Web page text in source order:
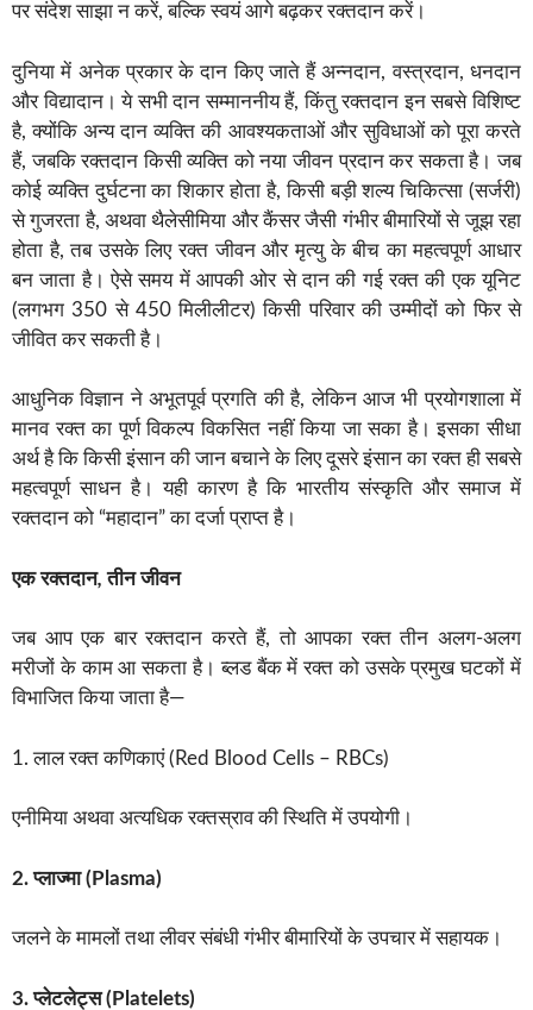
पर संदेश साझा न करें, बल्कि स्वयं आगे बढ़कर रक्तदान करें।
दुनिया में अनेक प्रकार के दान किए जाते हैं अन्नदान, वस्त्रदान, धनदान
और विद्यादान। ये सभी दान सम्माननीय हैं, किंतु रक्तदान इन सबसे विशिष्ट
है, क्योंकि अन्य दान व्यक्ति की आवश्यकताओं और सुविधाओं को पूरा करते
हैं, जबकि रक्तदान किसी व्यक्ति को नया जीवन प्रदान कर सकता है। जब
कोई व्यक्ति दुर्घटना का शिकार होता है, किसी बड़ी शल्य चिकित्सा (सर्जरी)
से गुजरता है, अथवा थैलेसीमिया और कैंसर जैसी गंभीर बीमारियों से जूझ रहा
होता है, तब उसके लिए रक्त जीवन और मृत्यु के बीच का महत्वपूर्ण आधार
बन जाता है। ऐसे समय में आपकी ओर से दान की गई रक्त की एक यूनिट
(लगभग 350 से 450 मिलीलीटर) किसी परिवार की उम्मीदों को फिर से
जीवित कर सकती है।
आधुनिक विज्ञान ने अभूतपूर्व प्रगति की है, लेकिन आज भी प्रयोगशाला में
मानव रक्त का पूर्ण विकल्प विकसित नहीं किया जा सका है। इसका सीधा
अर्थ है कि किसी इंसान की जान बचाने के लिए दूसरे इंसान का रक्त ही सबसे
महत्वपूर्ण साधन है। यही कारण है कि भारतीय संस्कृति और समाज में
रक्तदान को “महादान” का दर्जा प्राप्त है।
एक रक्तदान,तीन जीवन
जब आप एक बार रक्तदान करते हैं, तो आपका रक्त तीन अलग-अलग
मरीजों के काम आ सकता है। ब्लड बैंक में रक्त को उसके प्रमुख घटकों में
विभाजित किया जाता है—
1. लाल रक्त कणिकाएं (Red Blood Cells – RBCs)
एनीमिया अथवा अत्यधिक रक्तस्राव की स्थिति में उपयोगी।
2. प्लाज्मा (Plasma)
जलने के मामलों तथा लीवर संबंधी गंभीर बीमारियों के उपचार में सहायक।
3. प्लेटलेट्स (Platelets)